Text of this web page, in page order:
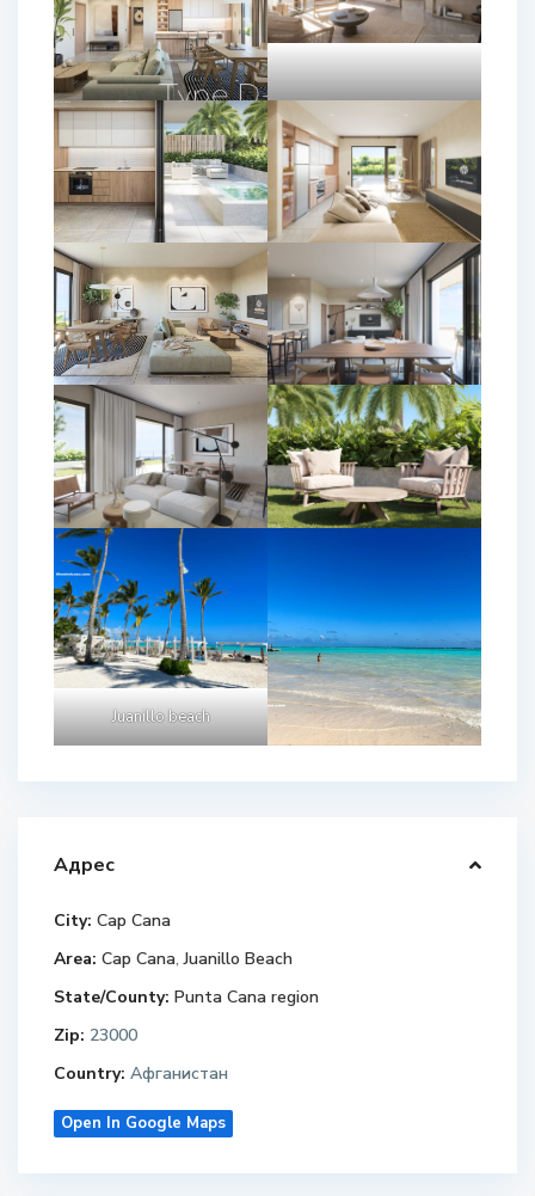
Juanillo beach
Адрес
City: Cap Cana
Area: Cap Cana,Juanillo Beach
State/County: Punta Cana region
Zip: 23000
Country: Афганистан
Open In Google Maps